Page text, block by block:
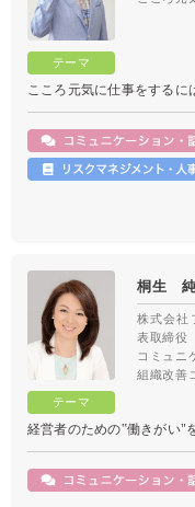
こころ元気に仕事をする
桐生
株式会社
表取締役
コミュニ
組織改善
経営者のための‟働きがい"